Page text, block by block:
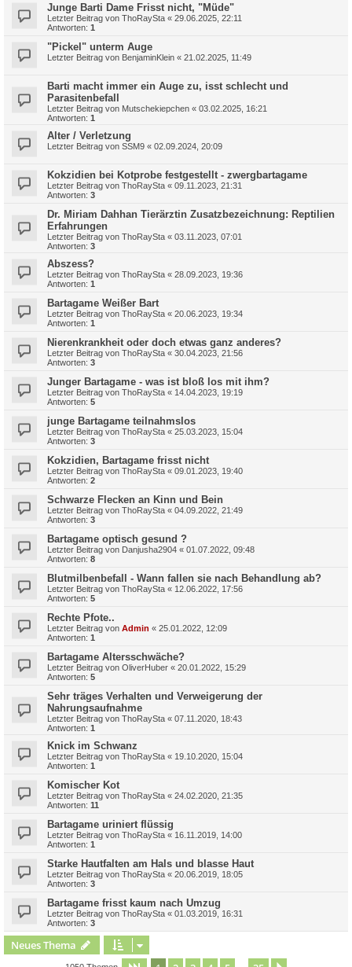
Junge Barti Dame Frisst nicht, "Müde"
Letzter Beitrag von ThoRaySta « 29.06.2025, 22:11
Antworten: 1
"Pickel" unterm Auge
Letzter Beitrag von BenjaminKlein « 21.02.2025, 11:49
Barti macht immer ein Auge zu, isst schlecht und
Parasitenbefall
Letzter Beitrag von Mutschekiepchen « 03.02.2025, 16:21
Antworten: 1
Alter / Verletzung
Letzter Beitrag von SSM9 « 02.09.2024, 20:09
Kokzidien bei Kotprobe festgestellt - zwergbartagame
Letzter Beitrag von ThoRaySta « 09.11.2023, 21:31
Antworten: 3
Dr. Miriam Dahhan Tierärztin Zusatzbezeichnung: Reptilien
Erfahrungen
Letzter Beitrag von ThoRaySta « 03.11.2023, 07:01
Antworten: 3
Abszess?
Letzter Beitrag von ThoRaySta « 28.09.2023, 19:36
Antworten: 1
Bartagame Weißer Bart
Letzter Beitrag von ThoRaySta « 20.06.2023, 19:34
Antworten: 1
Nierenkrankheit oder doch etwas ganz anderes?
Letzter Beitrag von ThoRaySta « 30.04.2023, 21:56
Antworten: 3
Junger Bartagame - was ist bloß los mit ihm?
Letzter Beitrag von ThoRaySta « 14.04.2023, 19:19
Antworten: 5
junge Bartagame teilnahmslos
Letzter Beitrag von ThoRaySta « 25.03.2023, 15:04
Antworten: 3
Kokzidien, Bartagame frisst nicht
Letzter Beitrag von ThoRaySta « 09.01.2023, 19:40
Antworten: 2
Schwarze Flecken an Kinn und Bein
Letzter Beitrag von ThoRaySta « 04.09.2022, 21:49
Antworten: 3
Bartagame optisch gesund ?
Letzter Beitrag von Danjusha2904 « 01.07.2022, 09:48
Antworten: 8
Blutmilbenbefall - Wann fallen sie nach Behandlung ab?
Letzter Beitrag von ThoRaySta « 12.06.2022, 17:56
Antworten: 5
Rechte Pfote..
Letzter Beitrag von Admin « 25.01.2022, 12:09
Antworten: 1
Bartagame Altersschwäche?
Letzter Beitrag von OliverHuber « 20.01.2022, 15:29
Antworten: 5
Sehr träges Verhalten und Verweigerung der
Nahrungsaufnahme
Letzter Beitrag von ThoRaySta « 07.11.2020, 18:43
Antworten: 1
Knick im Schwanz
Letzter Beitrag von ThoRaySta « 19.10.2020, 15:04
Antworten: 1
Komischer Kot
Letzter Beitrag von ThoRaySta « 24.02.2020, 21:35
Antworten: 11
Bartagame uriniert flüssig
Letzter Beitrag von ThoRaySta « 16.11.2019, 14:00
Antworten: 1
Starke Hautfalten am Hals und blasse Haut
Letzter Beitrag von ThoRaySta « 20.06.2019, 18:05
Antworten: 3
Bartagame frisst kaum nach Umzug
Letzter Beitrag von ThoRaySta « 01.03.2019, 16:31
Antworten: 3
Neues Thema